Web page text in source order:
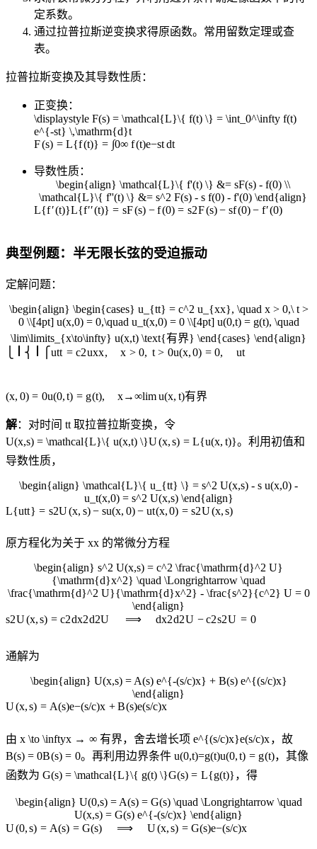
定系数。
通过拉普拉斯逆变换求得原函数。常用留数定理或查
表。
拉普拉斯变换及其导数性质：
正变换：
\displaystyle F(s) = \mathcal{L}\{ f(t) \} = \int_0^\infty f(t)
e^{-st} \,\mathrm{d}t
F(s) = L{f(t)} = ∫0∞ f(t)e−st dt
导数性质：
\begin{align} \mathcal{L}\{ f'(t) \} &= sF(s) - f(0) \\
\mathcal{L}\{ f''(t) \} &= s^2 F(s) - s f(0) - f'(0) \end{align}
L{f′(t)}L{f′′(t)} = sF(s) − f(0) = s2F(s) − sf(0) − f′(0)
典型例题：半无限长弦的受迫振动
定解问题：
\begin{align} \begin{cases} u_{tt} = c^2 u_{xx}, \quad x > 0,\ t >
0 \\[4pt] u(x,0) = 0,\quad u_t(x,0) = 0 \\[4pt] u(0,t) = g(t), \quad
\lim\limits_{x\to\infty} u(x,t) \text{有界} \end{cases} \end{align}
⎨ ⎧utt = c2uxx, x > 0, t > 0u(x, 0) = 0, ut
(x, 0) = 0u(0,t) = g(t), x→∞limu(x, t)有界
解：对时间 tt 取拉普拉斯变换，令
U(x,s) = \mathcal{L}\{ u(x,t) \}U(x,s) = L{u(x, t)}。利用初值和
导数性质，
\begin{align} \mathcal{L}\{ u_{tt} \} = s^2 U(x,s) - s u(x,0) -
u_t(x,0) = s^2 U(x,s) \end{align}
L{utt} = s2U(x, s) − su(x, 0) − ut(x,0) = s2U(x,s)
原方程化为关于 xx 的常微分方程
\begin{align} s^2 U(x,s) = c^2 \frac{\mathrm{d}^2 U}
{\mathrm{d}x^2} \quad \Longrightarrow \quad
\frac{\mathrm{d}^2 U}{\mathrm{d}x^2} - \frac{s^2}{c^2} U = 0
\end{align}
s2U(x,s) = c2dx2d2U ⟹ dx2d2U − c2s2U = 0
通解为
\begin{align} U(x,s) = A(s) e^{-(s/c)x} + B(s) e^{(s/c)x}
\end{align}
U(x,s) = A(s)e−(s/c)x + B(s)e(s/c)x
由 x \to \inftyx → ∞有界，舍去增长项 e^{(s/c)x}e(s/c)x，故
B(s) = 0B(s) = 0。再利用边界条件 u(0,t)=g(t)u(0,t) = g(t)，其像
函数为 G(s) = \mathcal{L}\{ g(t) \}G(s) = L{g(t)}，得
\begin{align} U(0,s) = A(s) = G(s) \quad \Longrightarrow \quad
U(x,s) = G(s) e^{-(s/c)x} \end{align}
U(0,s) = A(s) = G(s) ⟹ U(x, s) = G(s)e−(s/c)x